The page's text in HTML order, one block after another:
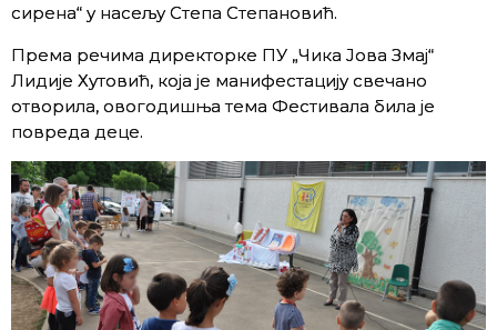
сирена“ у насељу Степа Степановић.
Према речима директорке ПУ „Чика Јова Змај“
Лидије Хутовић, која је манифестацију свечано
отворила, овогодишња тема Фестивала била је
повреда деце.